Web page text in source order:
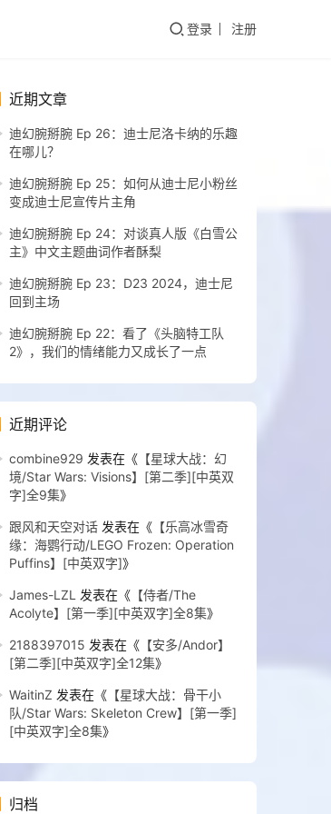
登录 注册
近期文章
迪幻腕掰腕 Ep 26：迪士尼洛卡纳的乐趣
在哪儿？
迪幻腕掰腕 Ep 25：如何从迪士尼小粉丝
变成迪士尼宣传片主角
迪幻腕掰腕 Ep 24：对谈真人版《白雪公
主》中文主题曲词作者酥梨
迪幻腕掰腕 Ep 23：D23 2024，迪士尼
回到主场
迪幻腕掰腕 Ep 22：看了《头脑特工队
2》，我们的情绪能力又成长了一点
近期评论
combine929 发表在《 【星球大战：幻
境/Star Wars: Visions】[第二季][中英双
字]全9集》
跟风和天空对话 发表在《 【乐高冰雪奇
缘：海鹦行动/LEGO Frozen: Operation
Puffins】[中英双字]》
James-LZL 发表在《 【侍者/The
Acolyte】[第一季][中英双字]全8集》
2188397015 发表在《 【安多/Andor】
[第二季][中英双字]全12集》
WaitinZ 发表在《 【星球大战：骨干小
队/Star Wars: Skeleton Crew】[第一季]
[中英双字]全8集》
归档